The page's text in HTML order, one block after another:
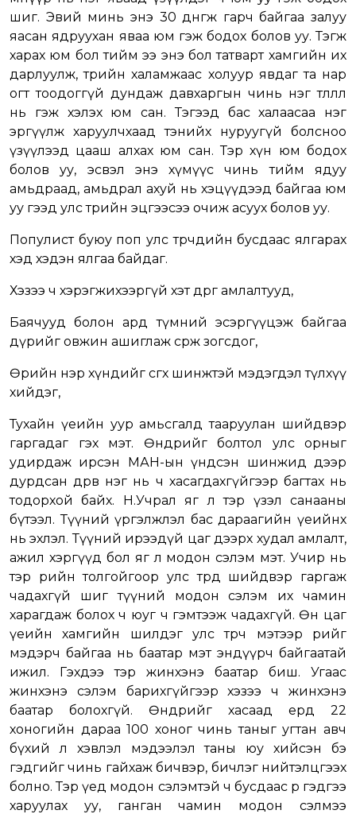
шиг. Эвий минь энэ 30 дөнгөж гарч байгаа залуу
яасан ядруухан яваа юм гэж бодох болов уу. Тэгж
харах юм бол тийм ээ энэ бол татварт хамгийн их
дарлуулж, төрийн халамжаас холуур явдаг та нар
огт тоодоггүй дундаж давхаргын чинь нэг төлөөлөл
нь гэж хэлэх юм сан. Тэгээд бас халаасаа нэг
эргүүлж харуулчхаад тэнийх нуруугүй болсноо
үзүүлээд цааш алхах юм сан. Тэр хүн юм бодох
болов уу, эсвэл энэ хүмүүс чинь тийм ядуу
амьдраад, амьдрал ахуй нь хэцүүдээд байгаа юм
уу гээд улс төрийн эцгээсээ очиж асуух болов уу.
Популист буюу поп улс төрчдийн бусдаас ялгарах
хэд хэдэн ялгаа байдаг.
Хэзээ ч хэрэгжихээргүй хэт өөдрөг амлалтууд,
Баячууд болон ард түмний эсэргүүцэж байгаа
дүрийг овжин ашиглаж сөрж зогсдог,
Өөрийн нэр хүндийг өсгөх шинжтэй мэдэгдэл түлхүү
хийдэг,
Тухайн үеийн уур амьсгалд тааруулан шийдвэр
гаргадаг гэх мэт. Өнөөдрийг болтол улс орныг
удирдаж ирсэн МАН-ын үндсэн шинжид дээр
дурдсан дөрөв нэг нь ч хасагдахгүйгээр багтах нь
тодорхой байх. Н.Учрал яг л тэр үзэл санааны
бүтээл. Түүний үргэлжлэл бас дараагийн үеийнх
нь эхлэл. Түүний ирээдүй цаг дээрх худал амлалт,
ажил хэргүүд бол яг л модон сэлэм мэт. Учир нь
тэр өөрийн толгойгоор улс төрд шийдвэр гаргаж
чадахгүй шиг түүний модон сэлэм их чамин
харагдаж болох ч юуг ч гэмтээж чадахгүй. Өнөө цаг
үеийн хамгийн шилдэг улс төрч мэтээр өөрийгөө
мэдэрч байгаа нь баатар мэт эндүүрч байгаатай
ижил. Гэхдээ тэр жинхэнэ баатар биш. Угаас
жинхэнэ сэлэм барихгүйгээр хэзээ ч жинхэнэ
баатар болохгүй. Өнөөдрийг хасаад ердөө 22
хоногийн дараа 100 хоног чинь таныг угтан авч
бүхий л хэвлэл мэдээлэл таны юу хийсэн бэ
гэдгийг чинь гайхаж бичвэр, бичлэг нийтэлцгээх
болно. Тэр үед модон сэлэмтэй ч бусдаас өөр гэдгээ
харуулах уу, ганган чамин модон сэлмээ